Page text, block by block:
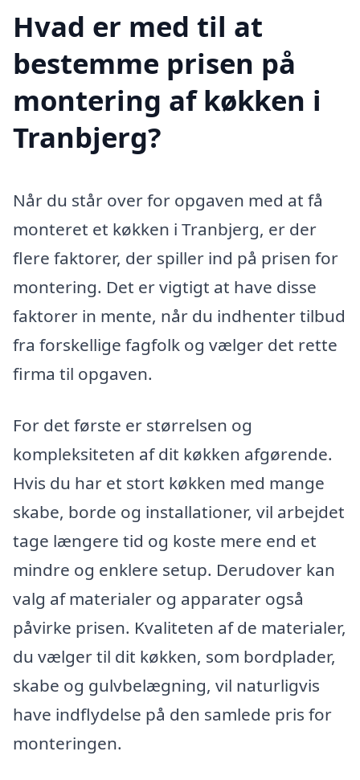
Hvad er med til at
bestemme prisen på
montering af køkken i
Tranbjerg?
Når du står over for opgaven med at få
monteret et køkken i Tranbjerg, er der
flere faktorer, der spiller ind på prisen for
montering. Det er vigtigt at have disse
faktorer in mente, når du indhenter tilbud
fra forskellige fagfolk og vælger det rette
firma til opgaven.
For det første er størrelsen og
kompleksiteten af dit køkken afgørende.
Hvis du har et stort køkken med mange
skabe, borde og installationer, vil arbejdet
tage længere tid og koste mere end et
mindre og enklere setup. Derudover kan
valg af materialer og apparater også
påvirke prisen. Kvaliteten af de materialer,
du vælger til dit køkken, som bordplader,
skabe og gulvbelægning, vil naturligvis
have indflydelse på den samlede pris for
monteringen.